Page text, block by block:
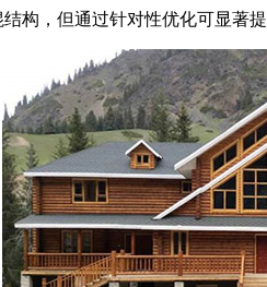
构，但通过针对性优化可显著提